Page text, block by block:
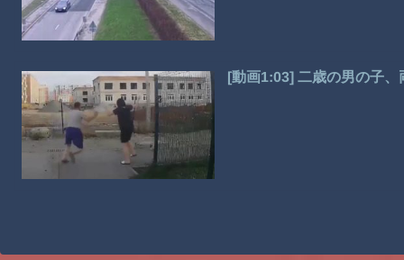
[動画1:03] 二歳の男の子